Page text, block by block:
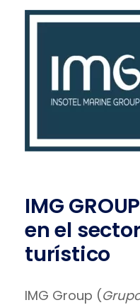
IMG
en el
turístico
IMG Group (